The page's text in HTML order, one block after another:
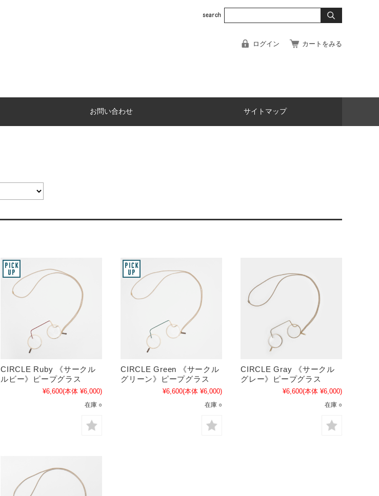
ログイン カートをみる
お問い合わせ サイトマップ
CIRCLE Ruby 《サークル
ルビー》ピープグラス
¥6,600(本体 ¥6,000)
在庫 ○
CIRCLE Green 《サークル
グリーン》ピープグラス
¥6,600(本体 ¥6,000)
在庫 ○
CIRCLE Gray 《サークル
グレー》ピープグラス
¥6,600(本体 ¥6,000)
在庫 ○